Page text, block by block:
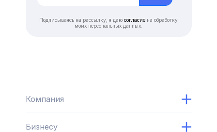
Подписываясь на рассылку, я даю согласие на обработку
моих персональных данных.
Компания
Бизнесу